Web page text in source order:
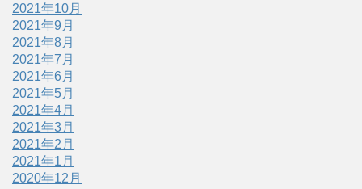
2021年10月
2021年9月
2021年8月
2021年7月
2021年6月
2021年5月
2021年4月
2021年3月
2021年2月
2021年1月
2020年12月